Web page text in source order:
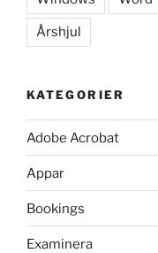
Årshjul
KATEGORIER
Adobe Acrobat
Appar
Bookings
Examinera